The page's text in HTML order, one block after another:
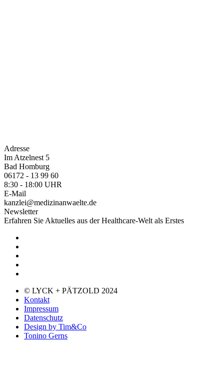
Adresse
Im Atzelnest 5
Bad Homburg
06172 - 13 99 60
8:30 - 18:00 UHR
E-Mail
kanzlei@medizinanwaelte.de
Newsletter
Erfahren Sie Aktuelles aus der Healthcare-Welt als Erstes
© LYCK + PÄTZOLD 2024
Kontakt
Impressum
Datenschutz
Design by Tim&Co
Tonino Gerns